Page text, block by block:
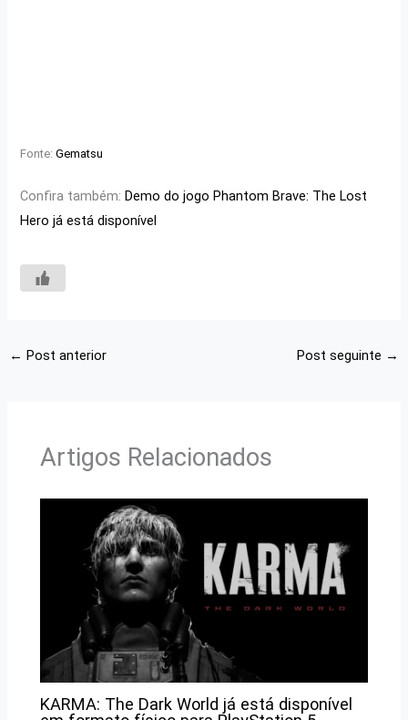
Fonte:Gematsu
Confira também:Demo do jogo Phantom Brave: The Lost
Hero já está disponível
← Post anterior Post seguinte →
Artigos Relacionados
KARMA: The Dark World já está disponível